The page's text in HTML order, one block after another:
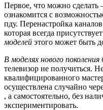
Первое, что можно сделать
ознакомится с
пду. Перенастройка
которая всегда
моделей этого может быть
В моделях нового поколения
телевизор не получиться.
квалифицированного
осуществлена случайно
, а самостоятельно, без
экспериментировать.